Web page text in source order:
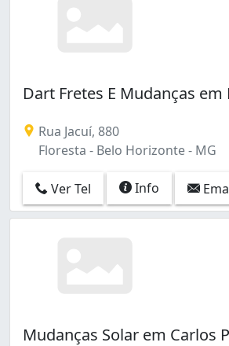
Dart Fretes E Mudanças em
Rua Jacuí, 880
Floresta - Belo Horizonte - MG
Ver Tel Info
Mudanças Solar em Carlos